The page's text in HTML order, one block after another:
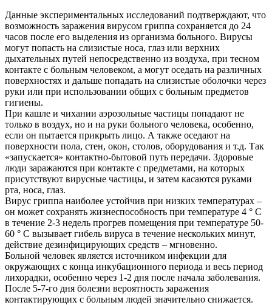
Данные экспериментальных исследований подтверждают, что
возможность заражения вирусом гриппа сохраняется до 24
часов после его выделения из организма больного. Вирусы
могут попасть на слизистые носа, глаз или верхних
дыхательных путей непосредственно из воздуха, при тесном
контакте с больным человеком, а могут оседать на различных
поверхностях и дальше попадать на слизистые оболочки через
руки или при использовании общих с больным предметов
гигиены.
При кашле и чихании аэрозольные частицы попадают не
только в воздух, но и на руки больного человека, особенно,
если он пытается прикрыть лицо. А также оседают на
поверхности пола, стен, окон, столов, оборудования и т.д. Так
«запускается» контактно-бытовой путь передачи. Здоровые
люди заражаются при контакте с предметами, на которых
присутствуют вирусные частицы, и затем касаются руками
рта, носа, глаз.
Вирус гриппа наиболее устойчив при низких температурах –
он может сохранять жизнеспособность при температуре 4 ° С
в течение 2-3 недель прогрев помещения при температуре 50-
60 ° С вызывает гибель вируса в течение нескольких минут,
действие дезинфицирующих средств – мгновенно.
Больной человек является источником инфекции для
окружающих с конца инкубационного периода и весь период
лихорадки, особенно через 1-2 дня после начала заболевания.
После 5-7-го дня болезни вероятность заражения
контактирующих с больным людей значительно снижается.